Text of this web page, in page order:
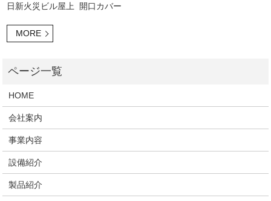
日新火災ビル屋上 開口カバー
MORE
HOME
会社案内
事業内容
設備紹介
製品紹介